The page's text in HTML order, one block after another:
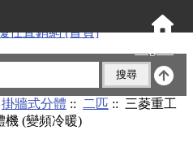
掛牆式分體 :: 二匹 :: 三菱重工
機 (變頻冷暖)